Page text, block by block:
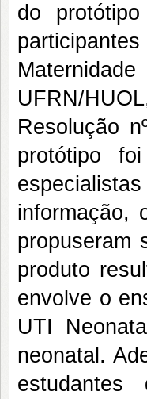
do
UFRN/
Resolução
protótipo
informação,
propuseram
produto
envolve o
UTI
neonatal.